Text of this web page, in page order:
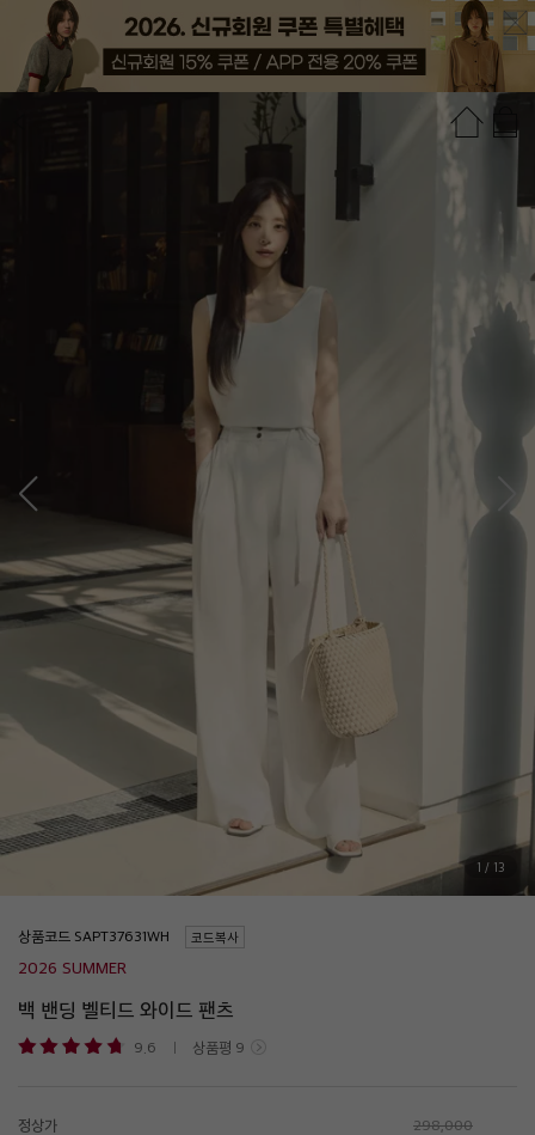
상품정보 추천상품
1 / 13
상품코드 코드복사
2026 SUMMER
백 밴딩 벨티드 와이드 팬츠
9.6 상품평 9
정상가 298,000